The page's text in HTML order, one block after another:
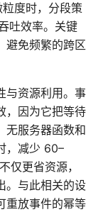
度时，分段策
吐效率。关键
避免频繁的跨区
与资源利用。事
，因为它把等待
无服务器函数和
，减少 60–
仅更省资源，
。与此相关的设
重放事件的幂等